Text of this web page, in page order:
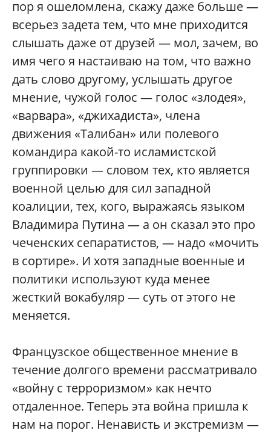
пор я ошеломлена, скажу даже больше —
всерьез задета тем, что мне приходится
слышать даже от друзей — мол, зачем, во
имя чего я настаиваю на том, что важно
дать слово другому, услышать другое
мнение, чужой голос — голос «злодея»,
«варвара», «джихадиста», члена
движения «Талибан» или полевого
командира какой-то исламистской
группировки — словом тех, кто является
военной целью для сил западной
коалиции, тех, кого, выражаясь языком
Владимира Путина — а он сказал это про
чеченских сепаратистов, — надо «мочить
в сортире». И хотя западные военные и
политики используют куда менее
жесткий вокабуляр — суть от этого не
меняется.
Французское общественное мнение в
течение долгого времени рассматривало
«войну с терроризмом» как нечто
отдаленное. Теперь эта война пришла к
нам на порог. Ненависть и экстремизм —